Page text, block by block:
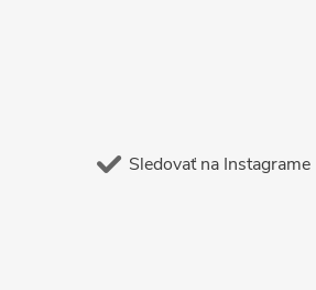
Sledovať na Instagrame